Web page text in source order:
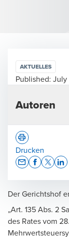
Der Gerichtshof
„Art. 135 Abs. 2
des Rates vom
AKTUELLES
Published: July
Autoren
Henning
Rechtsanwalt,
Legal
Drucken